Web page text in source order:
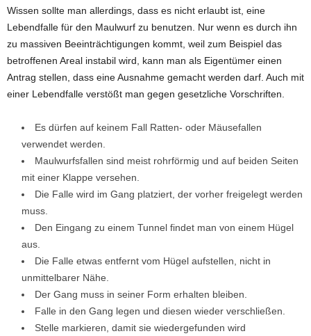
Wissen sollte man allerdings, dass es nicht erlaubt ist, eine
Lebendfalle für den Maulwurf zu benutzen. Nur wenn es durch ihn
zu massiven Beeinträchtigungen kommt, weil zum Beispiel das
betroffenen Areal instabil wird, kann man als Eigentümer einen
Antrag stellen, dass eine Ausnahme gemacht werden darf. Auch mit
einer Lebendfalle verstößt man gegen gesetzliche Vorschriften.
Es dürfen auf keinem Fall Ratten- oder Mäusefallen
verwendet werden.
Maulwurfsfallen sind meist rohrförmig und auf beiden Seiten
mit einer Klappe versehen.
Die Falle wird im Gang platziert, der vorher freigelegt werden
muss.
Den Eingang zu einem Tunnel findet man von einem Hügel
aus.
Die Falle etwas entfernt vom Hügel aufstellen, nicht in
unmittelbarer Nähe.
Der Gang muss in seiner Form erhalten bleiben.
Falle in den Gang legen und diesen wieder verschließen.
Stelle markieren, damit sie wiedergefunden wird